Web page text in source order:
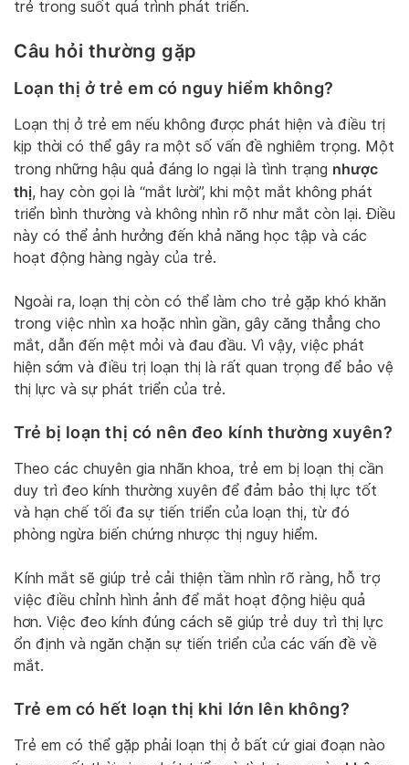
trẻ trong suốt quá trình phát triển.
Câu hỏi thường gặp
Loạn thị ở trẻ em có nguy hiểm không?
Loạn thị ở trẻ em nếu không được phát hiện và điều trị
kịp thời có thể gây ra một số vấn đề nghiêm trọng. Một
trong những hậu quả đáng lo ngại là tình trạng nhược
thị, hay còn gọi là “mắt lười”, khi một mắt không phát
triển bình thường và không nhìn rõ như mắt còn lại. Điều
này có thể ảnh hưởng đến khả năng học tập và các
hoạt động hàng ngày của trẻ.
Ngoài ra, loạn thị còn có thể làm cho trẻ gặp khó khăn
trong việc nhìn xa hoặc nhìn gần, gây căng thẳng cho
mắt, dẫn đến mệt mỏi và đau đầu. Vì vậy, việc phát
hiện sớm và điều trị loạn thị là rất quan trọng để bảo vệ
thị lực và sự phát triển của trẻ.
Trẻ bị loạn thị có nên đeo kính thường xuyên?
Theo các chuyên gia nhãn khoa, trẻ em bị loạn thị cần
duy trì đeo kính thường xuyên để đảm bảo thị lực tốt
và hạn chế tối đa sự tiến triển của loạn thị, từ đó
phòng ngừa biến chứng nhược thị nguy hiểm.
Kính mắt sẽ giúp trẻ cải thiện tầm nhìn rõ ràng, hỗ trợ
việc điều chỉnh hình ảnh để mắt hoạt động hiệu quả
hơn. Việc đeo kính đúng cách sẽ giúp trẻ duy trì thị lực
ổn định và ngăn chặn sự tiến triển của các vấn đề về
mắt.
Trẻ em có hết loạn thị khi lớn lên không?
Trẻ em có thể gặp phải loạn thị ở bất cứ giai đoạn nào